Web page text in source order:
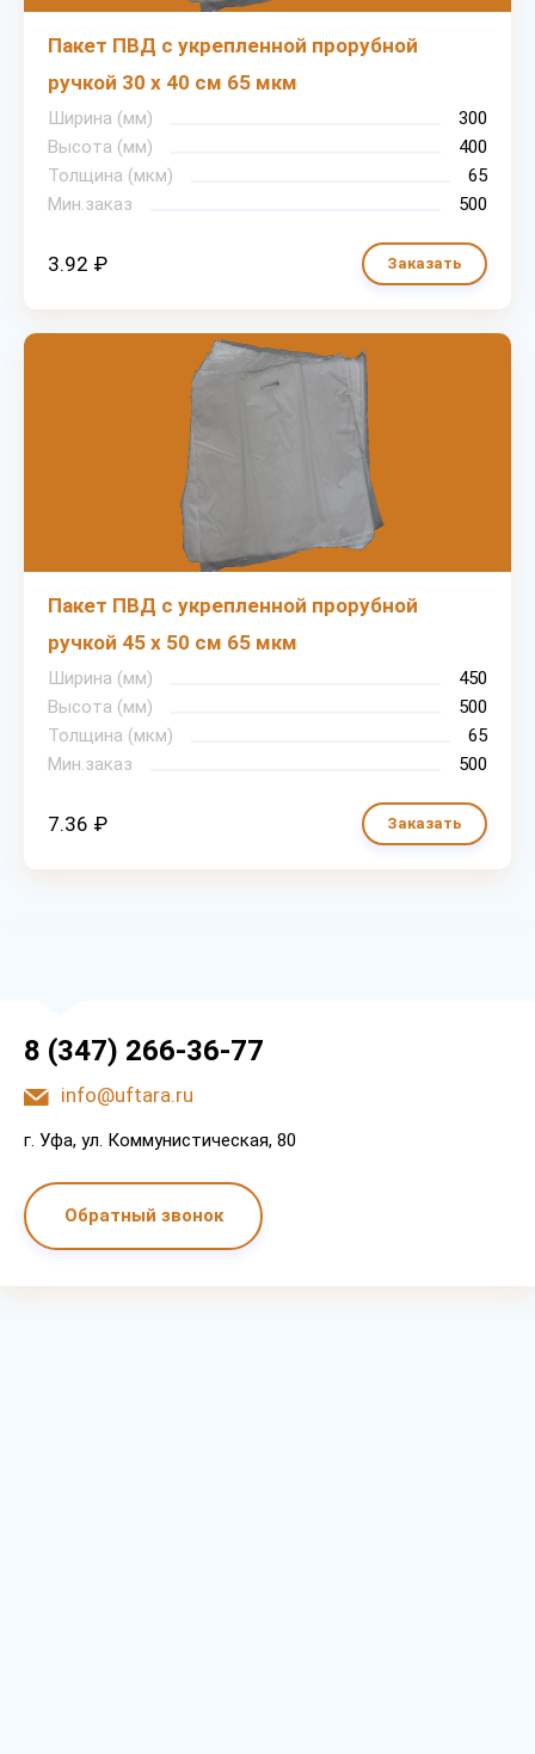
Пакет ПВД с укрепленной прорубной
ручкой 30 х 40 см 65 мкм
Ширина (мм)
300
Высота (мм)
400
Толщина (мкм)
65
Мин.заказ
500
3.92 ₽ Заказать
Пакет ПВД с укрепленной прорубной
ручкой 45 х 50 см 65 мкм
Ширина (мм)
450
Высота (мм)
500
Толщина (мкм)
65
Мин.заказ
500
7.36 ₽ Заказать
8 (347) 266-36-77
info@uftara.ru
г. Уфа, ул. Коммунистическая, 80
Обратный звонок